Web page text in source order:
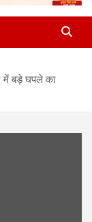
में बड़े घपले का